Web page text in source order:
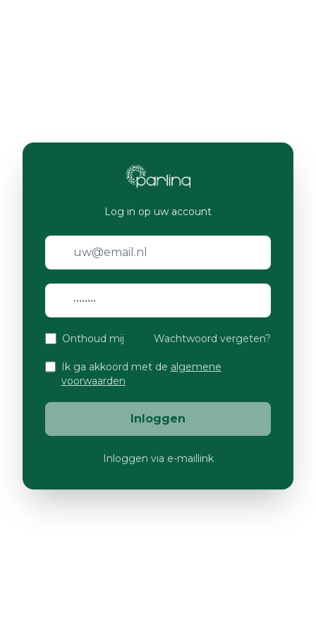
Log in op uw account
Onthoud mij Wachtwoord vergeten?
Ik ga akkoord met de algemene
voorwaarden
Inloggen
Inloggen via e-maillink